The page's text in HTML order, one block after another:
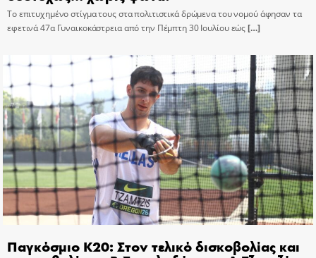
Το επιτυχημένο στίγμα τους στα πολιτιστικά δρώμενα του νομού άφησαν τα
εφετινά 47α Γυναικοκάστρεια από την Πέμπτη 30 Ιουλίου εώς[…]
Παγκόσμιο Κ20: Στον τελικό δισκοβολίας και